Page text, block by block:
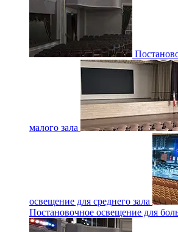
малого зала
освещение для среднего зала
Постановочное освещение для